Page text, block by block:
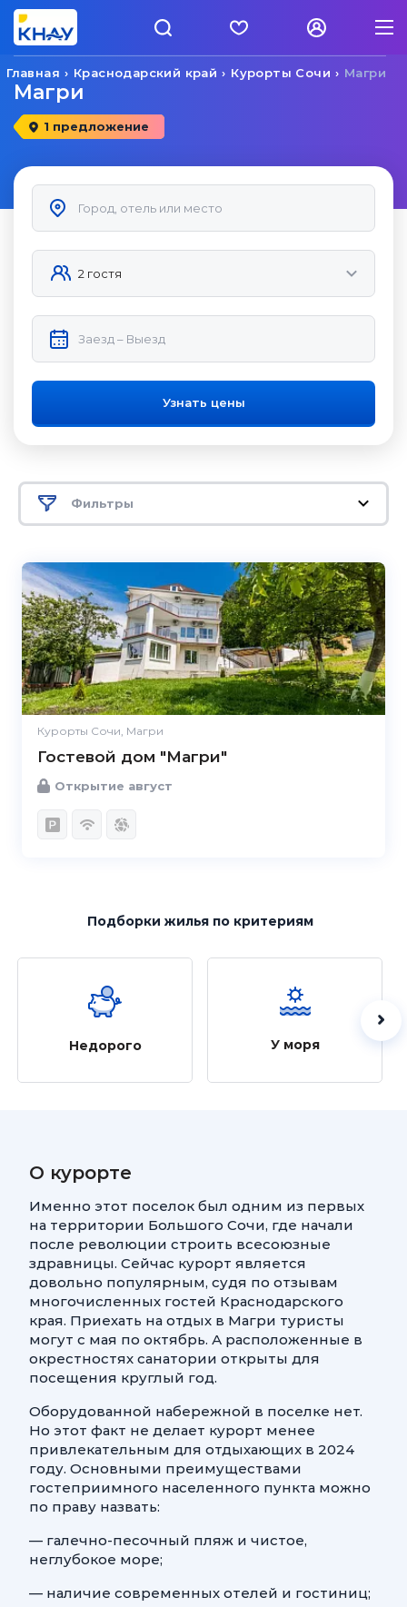
Магри
Курорты Сочи
Краснодарский край
Главная
Магри
1 предложение
Узнать цены
Фильтры
Курорты Сочи, Магри
Гостевой дом "Магри"
Открытие август
Подборки жильяпо критериям
Недорого У моря
О курорте
Именно этот поселок был одним из первых
на территории Большого Сочи, где начали
после революции строить всесоюзные
здравницы. Сейчас курорт является
довольно популярным, судя по отзывам
многочисленных гостей Краснодарского
края. Приехать на отдых в Магри туристы
могут с мая по октябрь. А расположенные в
окрестностях санатории открыты для
посещения круглый год.
Оборудованной набережной в поселке нет.
Но этот факт не делает курорт менее
привлекательным для отдыхающих в 2024
году. Основными преимуществами
гостеприимного населенного пункта можно
по праву назвать:
— галечно-песочный пляж и чистое,
неглубокое море;
— наличие современных отелей и гостиниц;